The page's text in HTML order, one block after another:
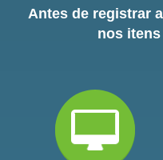
Antes de registrar
nos